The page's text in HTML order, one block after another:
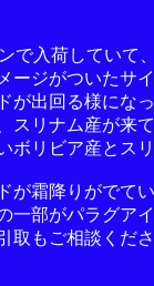
で入荷していて、
ージがついたサ
出回る様になっ
リナム産が来て
ボリビア産とスリ
霜降りがでてい
部がパラグア
取もご相談くださ